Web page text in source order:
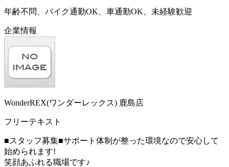
年齢不問、バイク通勤OK、車通勤OK、未経験歓迎
企業情報
WonderREX(ワンダーレックス) 鹿島店
フリーテキスト
■スタッフ募集■サポート体制が整った環境なので安心して
始められます!
笑顔あふれる職場です♪